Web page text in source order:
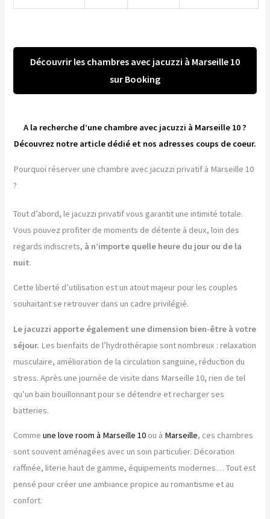
Découvrir les chambres avec jacuzzi à Marseille 10
sur Booking
A la recherche d’une chambre avec jacuzzi à Marseille 10 ?
Découvrez notre article dédié et nos adresses coups de coeur.
Pourquoi réserver une chambre avec jacuzzi privatif à Marseille 10
?
Tout d’abord, le jacuzzi privatif vous garantit une intimité totale.
Vous pouvez profiter de moments de détente à deux, loin des
regards indiscrets, à n’importe quelle heure du jour ou de la
nuit.
Cette liberté d’utilisation est un atout majeur pour les couples
souhaitant se retrouver dans un cadre privilégié.
Le jacuzzi apporte également une dimension bien-être à votre
séjour. Les bienfaits de l’hydrothérapie sont nombreux : relaxation
musculaire, amélioration de la circulation sanguine, réduction du
stress. Après une journée de visite dans Marseille 10, rien de tel
qu’un bain bouillonnant pour se détendre et recharger ses
batteries.
Comme une love room à Marseille 10 ou à Marseille, ces chambres
sont souvent aménagées avec un soin particulier. Décoration
raffinée, literie haut de gamme, équipements modernes… Tout est
pensé pour créer une ambiance propice au romantisme et au
confort.